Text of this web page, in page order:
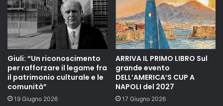
Giuli: “Un riconoscimento
per rafforzare il legame fra
il patrimonio culturale e le
comunità”
19 Giugno 2026
ARRIVA IL PRIMO LIBRO Sul
grande evento
DELL’AMERICA’S CUP A
NAPOLI del 2027
17 Giugno 2026